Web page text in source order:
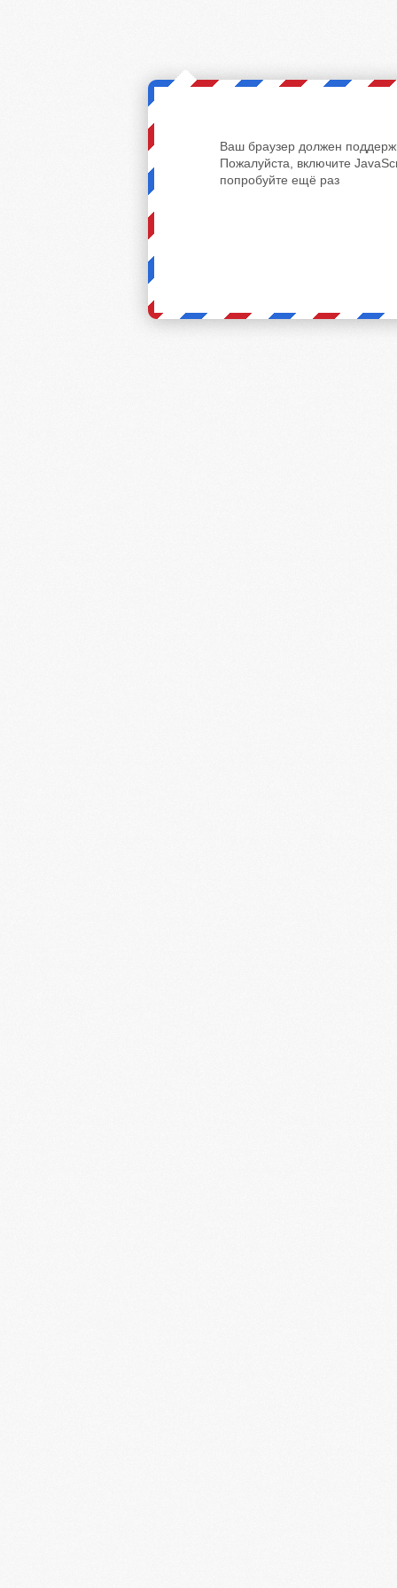
Ваш браузер должен
Пожалуйста, включите
попробуйте ещё раз